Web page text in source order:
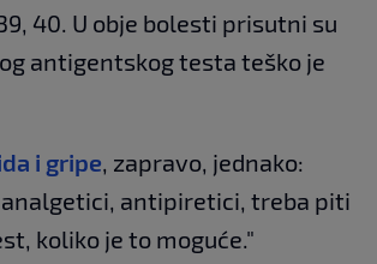
40. U obje bolesti prisutni su
antigentskog testa teško je
i gripe , zapravo, jednako:
antipiretici, treba piti
koliko je to moguće."